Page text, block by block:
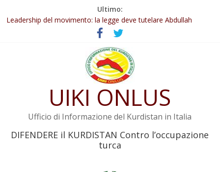
Ultimo:
Abdullah Öcalan: Le legge negativa deve essere trasformata in
legge positiva
Leadership del movimento: la legge deve tutelare Abdullah
Commissione donne del KNK: Şengal è di nuovo sotto minaccia
Non tenere conto della situazione di Rêber Apo ostacolerebbe
Il KNK chiede un’azione internazionale contro i crimini di guerra
UIKI ONLUS
Ufficio di Informazione del Kurdistan in Italia
DIFENDERE il KURDISTAN Contro l’occupazione
turca